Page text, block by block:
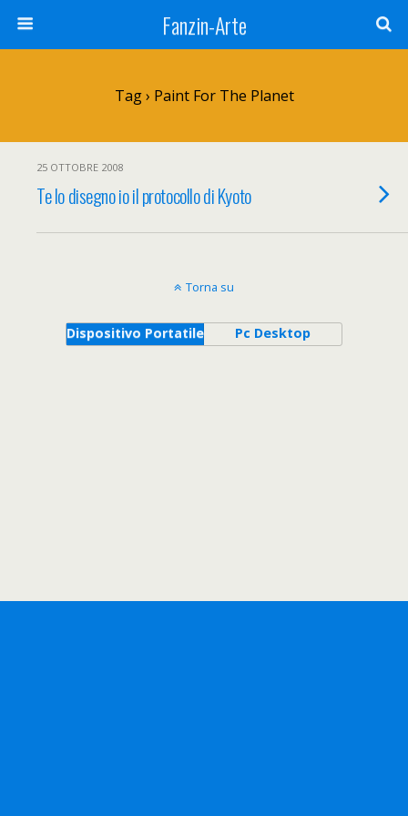
Fanzin-Arte
Tag › Paint For The Planet
25 OTTOBRE 2008
Te lo disegno io il protocollo di Kyoto
Torna su
Dispositivo Portatile Pc Desktop